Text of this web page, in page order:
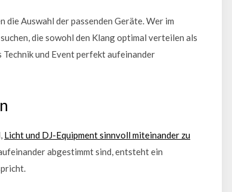
Auswahl der passenden Geräte. Wer im
die sowohl den Klang optimal verteilen als
und Event perfekt aufeinander
Licht und DJ-Equipment sinnvoll miteinander zu
abgestimmt sind, entsteht ein